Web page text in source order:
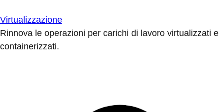
Virtualizzazione
Rinnova le operazioni per carichi di lavoro virtualizzati e
containerizzati.